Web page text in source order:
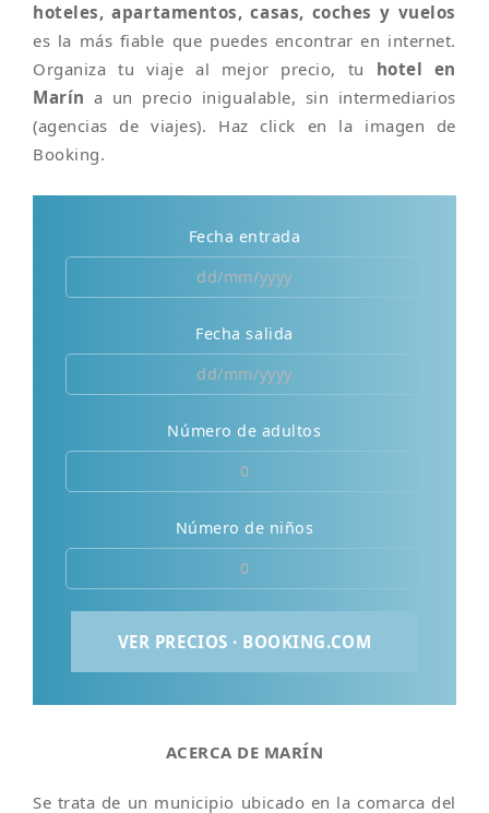
hoteles, apartamentos, casas, coches y vuelos
es la más fiable que puedes encontrar en internet.
Organiza tu viaje al mejor precio, tu hotel en
Marín a un precio inigualable, sin intermediarios
(agencias de viajes). Haz click en la imagen de
Booking.
Fecha entrada
Fecha salida
Número de adultos
Número de niños
ACERCA DE MARÍN
Se trata de un municipio ubicado en la comarca del